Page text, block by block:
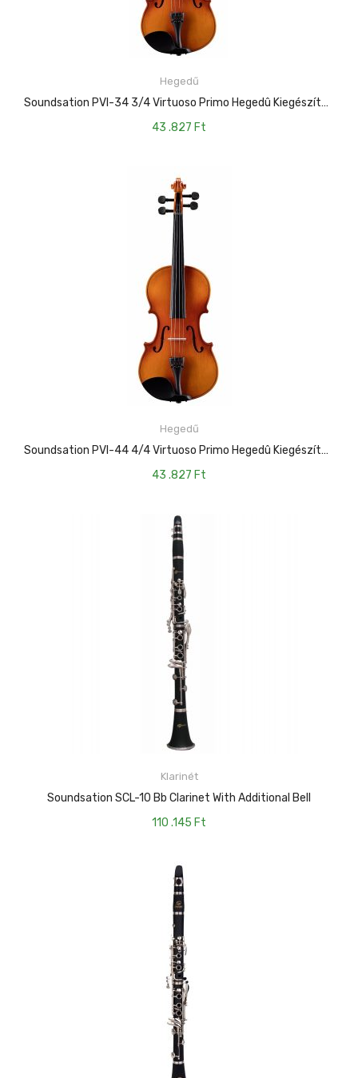
Hegedű
Soundsation PVI-34 3/4 Virtuoso Primo Hegedû Kiegészítõkkel
43 .827 Ft
KOSÁRBA TESZEM
Hegedű
Soundsation PVI-44 4/4 Virtuoso Primo Hegedû Kiegészítõkkel
43 .827 Ft
KOSÁRBA TESZEM
Klarinét
Soundsation SCL-10 Bb Clarinet With Additional Bell
110 .145 Ft
KOSÁRBA TESZEM